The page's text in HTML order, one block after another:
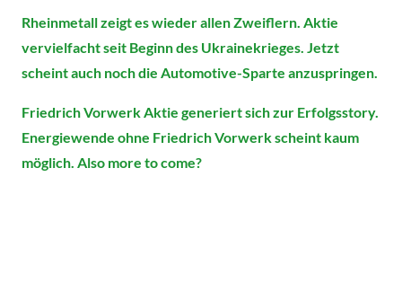
Rheinmetall zeigt es wieder allen Zweiflern. Aktie
vervielfacht seit Beginn des Ukrainekrieges. Jetzt
scheint auch noch die Automotive-Sparte anzuspringen.
Friedrich Vorwerk Aktie generiert sich zur Erfolgsstory.
Energiewende ohne Friedrich Vorwerk scheint kaum
möglich. Also more to come?